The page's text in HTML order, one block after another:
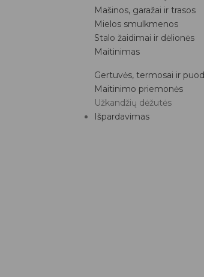
Mašinos, garažai ir trasos
Mielos smulkmenos
Stalo žaidimai ir dėlionės
Maitinimas
Gertuvės, termosai ir
Maitinimo priemonės
Užkandžių dėžutės
Išpardavimas